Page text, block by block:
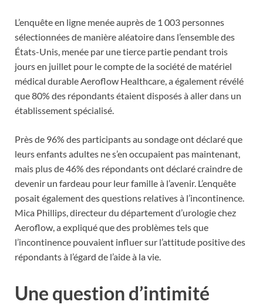
L’enquête en ligne menée auprès de 1 003 personnes
sélectionnées de manière aléatoire dans l’ensemble des
États-Unis, menée par une tierce partie pendant trois
jours en juillet pour le compte de la société de matériel
médical durable Aeroflow Healthcare, a également révélé
que 80% des répondants étaient disposés à aller dans un
établissement spécialisé.
Près de 96% des participants au sondage ont déclaré que
leurs enfants adultes ne s’en occupaient pas maintenant,
mais plus de 46% des répondants ont déclaré craindre de
devenir un fardeau pour leur famille à l’avenir. L’enquête
posait également des questions relatives à l’incontinence.
Mica Phillips, directeur du département d’urologie chez
Aeroflow, a expliqué que des problèmes tels que
l’incontinence pouvaient influer sur l’attitude positive des
répondants à l’égard de l’aide à la vie.
Une question d’intimité